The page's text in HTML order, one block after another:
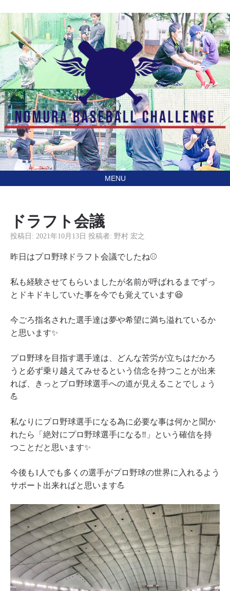
あなたの住んでる地域に
行きます！
訪問型野球教室野村ベースボールチャレンジ（NBC）
ドラフト会議
投稿日: 2021年10月13日 投稿者: 野村 宏之
昨日はプロ野球ドラフト会議でしたね⚾️
私も経験させてもらいましたが名前が呼ばれるまでずっ
とドキドキしていた事を今でも覚えています😆
今ごろ指名された選手達は夢や希望に満ち溢れているか
と思います✨
プロ野球を目指す選手達は、どんな苦労が立ちはだかろ
うと必ず乗り越えてみせるという信念を持つことが出来
れば、きっとプロ野球選手への道が見えることでしょう
💪
私なりにプロ野球選手になる為に必要な事は何かと聞か
れたら「絶対にプロ野球選手になる‼️」という確信を持
つことだと思います✨
今後も1人でも多くの選手がプロ野球の世界に入れるよう
サポート出来ればと思います💪